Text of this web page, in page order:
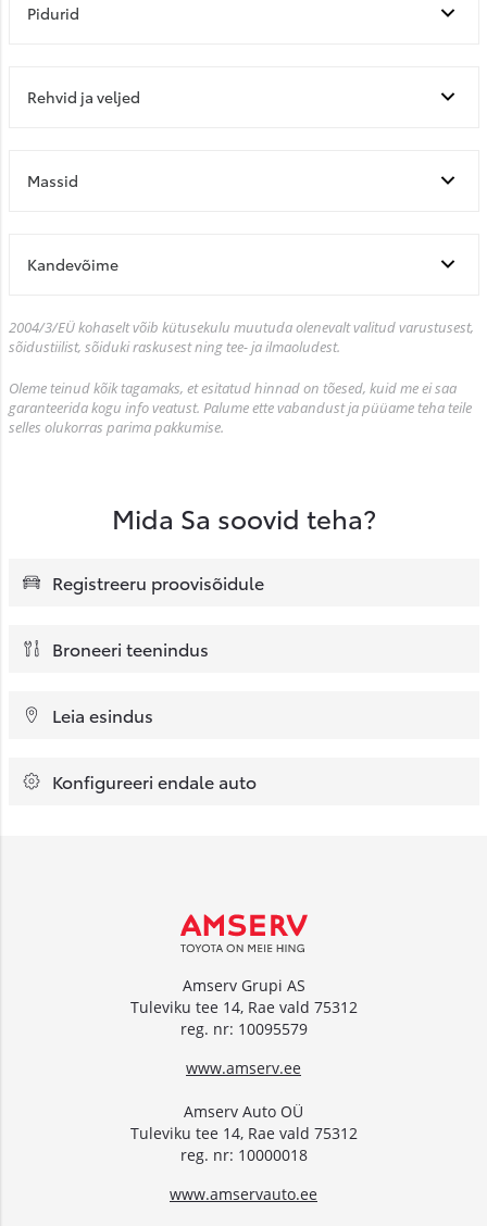
Pidurid
Rehvid ja veljed
Massid
Kandevõime
2004/3/EÜ kohaselt võib kütusekulu muutuda olenevalt valitud varustusest,
sõidustiilist, sõiduki raskusest ning tee- ja ilmaoludest.
Oleme teinud kõik tagamaks, et esitatud hinnad on tõesed, kuid me ei saa
garanteerida kogu info veatust. Palume ette vabandust ja püüame teha teile
selles olukorras parima pakkumise.
Mida Sa soovid teha?
Registreeru proovisõidule
Broneeri teenindus
Leia esindus
Konfigureeri endale auto
Amserv Grupi AS
Tuleviku tee 14, Rae vald 75312
reg. nr: 10095579
www.amserv.ee
Amserv Auto OÜ
Tuleviku tee 14, Rae vald 75312
reg. nr: 10000018
www.amservauto.ee